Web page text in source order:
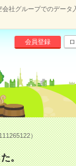
社グループでのデータ
会員登録
）
。